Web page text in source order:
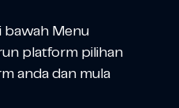
bawah Menu
platform pilihan
anda dan mula